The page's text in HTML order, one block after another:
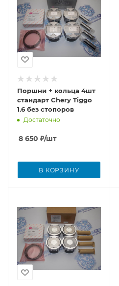
Поршни + кольца 4шт
стандарт Chery Tiggo
1.6 без стопоров
Достаточно
8 650 ₽/шт
В КОРЗИНУ